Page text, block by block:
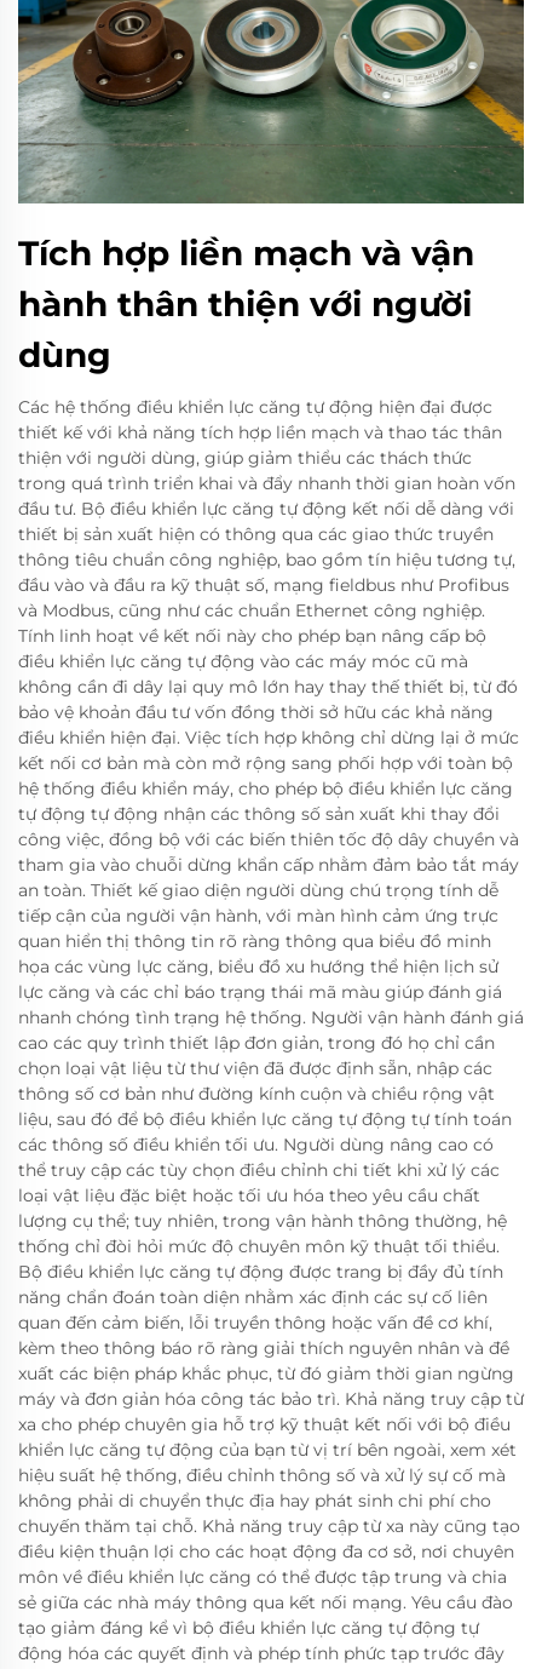
Tích hợp liền mạch và vận
hành thân thiện với người
dùng
Các hệ thống điều khiển lực căng tự động hiện đại được
thiết kế với khả năng tích hợp liền mạch và thao tác thân
thiện với người dùng, giúp giảm thiểu các thách thức
trong quá trình triển khai và đẩy nhanh thời gian hoàn vốn
đầu tư. Bộ điều khiển lực căng tự động kết nối dễ dàng với
thiết bị sản xuất hiện có thông qua các giao thức truyền
thông tiêu chuẩn công nghiệp, bao gồm tín hiệu tương tự,
đầu vào và đầu ra kỹ thuật số, mạng fieldbus như Profibus
và Modbus, cũng như các chuẩn Ethernet công nghiệp.
Tính linh hoạt về kết nối này cho phép bạn nâng cấp bộ
điều khiển lực căng tự động vào các máy móc cũ mà
không cần đi dây lại quy mô lớn hay thay thế thiết bị, từ đó
bảo vệ khoản đầu tư vốn đồng thời sở hữu các khả năng
điều khiển hiện đại. Việc tích hợp không chỉ dừng lại ở mức
kết nối cơ bản mà còn mở rộng sang phối hợp với toàn bộ
hệ thống điều khiển máy, cho phép bộ điều khiển lực căng
tự động tự động nhận các thông số sản xuất khi thay đổi
công việc, đồng bộ với các biến thiên tốc độ dây chuyền và
tham gia vào chuỗi dừng khẩn cấp nhằm đảm bảo tắt máy
an toàn. Thiết kế giao diện người dùng chú trọng tính dễ
tiếp cận của người vận hành, với màn hình cảm ứng trực
quan hiển thị thông tin rõ ràng thông qua biểu đồ minh
họa các vùng lực căng, biểu đồ xu hướng thể hiện lịch sử
lực căng và các chỉ báo trạng thái mã màu giúp đánh giá
nhanh chóng tình trạng hệ thống. Người vận hành đánh giá
cao các quy trình thiết lập đơn giản, trong đó họ chỉ cần
chọn loại vật liệu từ thư viện đã được định sẵn, nhập các
thông số cơ bản như đường kính cuộn và chiều rộng vật
liệu, sau đó để bộ điều khiển lực căng tự động tự tính toán
các thông số điều khiển tối ưu. Người dùng nâng cao có
thể truy cập các tùy chọn điều chỉnh chi tiết khi xử lý các
loại vật liệu đặc biệt hoặc tối ưu hóa theo yêu cầu chất
lượng cụ thể; tuy nhiên, trong vận hành thông thường, hệ
thống chỉ đòi hỏi mức độ chuyên môn kỹ thuật tối thiểu.
Bộ điều khiển lực căng tự động được trang bị đầy đủ tính
năng chẩn đoán toàn diện nhằm xác định các sự cố liên
quan đến cảm biến, lỗi truyền thông hoặc vấn đề cơ khí,
kèm theo thông báo rõ ràng giải thích nguyên nhân và đề
xuất các biện pháp khắc phục, từ đó giảm thời gian ngừng
máy và đơn giản hóa công tác bảo trì. Khả năng truy cập từ
xa cho phép chuyên gia hỗ trợ kỹ thuật kết nối với bộ điều
khiển lực căng tự động của bạn từ vị trí bên ngoài, xem xét
hiệu suất hệ thống, điều chỉnh thông số và xử lý sự cố mà
không phải di chuyển thực địa hay phát sinh chi phí cho
chuyến thăm tại chỗ. Khả năng truy cập từ xa này cũng tạo
điều kiện thuận lợi cho các hoạt động đa cơ sở, nơi chuyên
môn về điều khiển lực căng có thể được tập trung và chia
sẻ giữa các nhà máy thông qua kết nối mạng. Yêu cầu đào
tạo giảm đáng kể vì bộ điều khiển lực căng tự động tự
động hóa các quyết định và phép tính phức tạp trước đây